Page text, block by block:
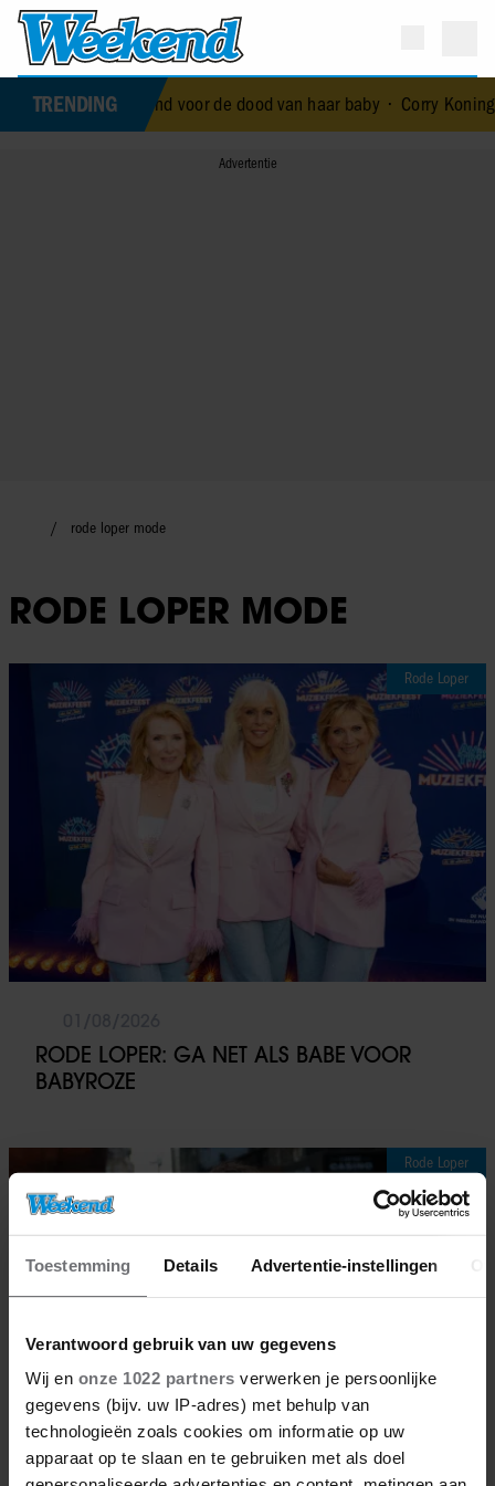
Toestemming Details Advertentie-instellingen
Verantwoord gebruik van uw gegevens
Wij en onze 1022 partners verwerken je persoonlijke
gegevens (bijv. uw IP-adres) met behulp van
technologieën zoals cookies om informatie op uw
apparaat op te slaan en te gebruiken met als doel
TRENDING
die terechtstond voor de dood van haar baby•Corry Konings
rode loper mode
RODE LOPER MODE
Rode Loper
RODE LOPER: GA NET ALS BABE VOOR
BABYROZE
Rode Loper